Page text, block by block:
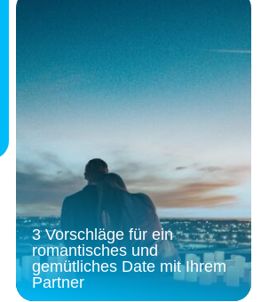
3 Vorschläge für ein
romantisches und
gemütliches Date mit Ihrem
Partner